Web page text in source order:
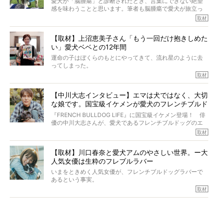
そんな中岡さんに、フレブルの魅力を語っていただきまし
た。そのブヒ愛っぷりは、思ってた以上！ ガチ中のガチ
感を味わうことと思います。筆者も脳腫瘍で愛犬が旅立っ
たひとり。だからこそ、どれほど厄介で困難な病気かを理
ところが、フレンチブルドッグの桃太郎は9歳で脳腫瘍を発
症し、なんと4年7ヶ月間も生き抜いたのです。旅立ったと
きの年齢は13歳と11ヶ月、レジェンド級のレジェンドでし
た。さらには、治療後3年間は一度も発作が起きなかったと
いいます。
この事実はフレンチブルドッグだけでなく、脳腫瘍と闘う
太郎のオーナーである佐藤さんご夫婦に、治療の選択やケ
アについて詳しくお話しをうかがいました。
取材
【取材】上沼恵美子さん「もう一回だけ抱きしめた
い」愛犬ベベとの12年間
運命の子はぼくらのもとにやってきて、流れ星のように去
ってしまった。
り添いたいと思う。
その悲しみをいますぐ解消することはできないが、話をき
いて、泣いたり笑ったりするのもいいだろう。
こんな子だった、こんなにいい子だった、ほんとうに愛し
ていたと。
ぼくらは上沼恵美子さんのご自宅へ伺って、お話をきこう
と思った。
取材
【中川大志インタビュー】エマは犬ではなく、大切
な娘です。国宝級イケメンが愛犬のフレンチブルド
ッグと一緒に登場
『FRENCH BULLDOG LIFE』に国宝級イケメン登場！ 俳
優の中川大志さんが、愛犬であるフレンチブルドッグのエ
マちゃん（2歳の女の子）にメロメロとの情報を聞きつけ、
カエピソードが次から次へと飛び出しました。
取材
【取材】川口春奈と愛犬アムのやさしい世界。ー大
人気女優は生粋のフレブルラバー
いまをときめく人気女優が、フレンチブルドッグラバーで
あるという事実。
取材